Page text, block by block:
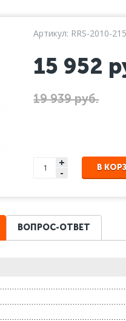
Артикул: RRS-2010-
15 952
19 939 руб.
+
- В
ВОПРОС-ОТВЕТ